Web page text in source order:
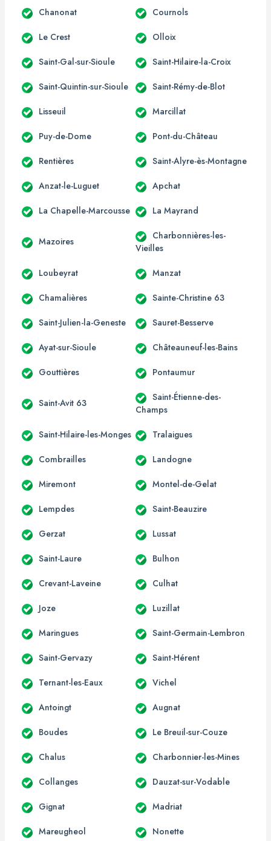
Chanonat Cournols
Le Crest Olloix
Saint-Gal-sur-Sioule Saint-Hilaire-la-Croix
Saint-Quintin-sur-Sioule Saint-Rémy-de-Blot
Lisseuil Marcillat
Puy-de-Dome Pont-du-Château
Rentières Saint-Alyre-ès-Montagne
Anzat-le-Luguet Apchat
La Chapelle-Marcousse La Mayrand
Mazoires
Charbonnières-les-
Vieilles
Loubeyrat Manzat
Chamalières Sainte-Christine 63
Saint-Julien-la-Geneste Sauret-Besserve
Ayat-sur-Sioule Châteauneuf-les-Bains
Gouttières Pontaumur
Saint-Avit 63
Saint-Étienne-des-
Champs
Saint-Hilaire-les-Monges Tralaigues
Combrailles Landogne
Miremont Montel-de-Gelat
Lempdes Saint-Beauzire
Gerzat Lussat
Saint-Laure Bulhon
Crevant-Laveine Culhat
Joze Luzillat
Maringues Saint-Germain-Lembron
Saint-Gervazy Saint-Hérent
Ternant-les-Eaux Vichel
Antoingt Augnat
Boudes Le Breuil-sur-Couze
Chalus Charbonnier-les-Mines
Collanges Dauzat-sur-Vodable
Gignat Madriat
Mareugheol Nonette